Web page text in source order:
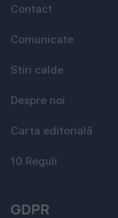
Contact
Comunicate
Stiri calde
Despre noi
Carta editorială
10 Reguli
GDPR